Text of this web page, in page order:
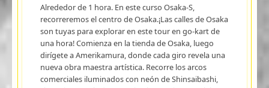
Alrededor de 1 hora. En este curso Osaka-S,
recorreremos el centro de Osaka.¡Las calles de Osaka
son tuyas para explorar en este tour en go-kart de
una hora! Comienza en la tienda de Osaka, luego
dirígete a Amerikamura, donde cada giro revela una
nueva obra maestra artística. Recorre los arcos
comerciales iluminados con neón de Shinsaibashi,